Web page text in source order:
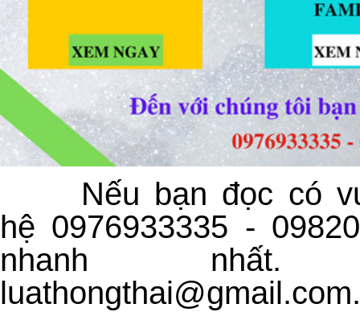
Nếu bạn đọc có
hệ 0976933335 -
nhanh nhất.
luathongthai@gmail.com.